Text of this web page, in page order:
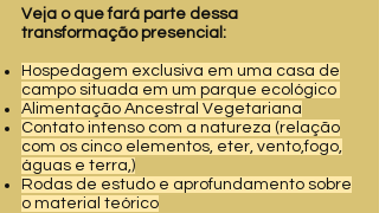
Veja o que fará parte dessa
transformação presencial:
Hospedagem exclusiva em uma casa de
campo situada em um parque ecológico
Alimentação Ancestral Vegetariana
Contato intenso com a natureza (relação
com os cinco elementos, eter, vento,fogo,
águas e terra,)
Rodas de estudo e aprofundamento sobre
o material teórico